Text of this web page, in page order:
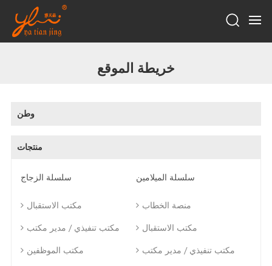
خريطة الموقع
وطن
منتجات
سلسلة الزجاج
مكتب الاستقبال
مكتب تنفيذي / مدير مكتب
مكتب الموظفين
سلسلة الميلامين
منصة الخطاب
مكتب الاستقبال
مكتب تنفيذي / مدير مكتب